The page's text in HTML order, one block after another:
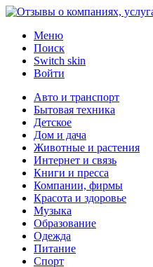
Меню
Поиск
Switch skin
Войти
Авто и транспорт
Бытовая техника
Детское
Дом и дача
Животные и растения
Интернет и связь
Книги и пресса
Компании, фирмы
Красота и здоровье
Музыка
Образование
Одежда
Питание
Спорт